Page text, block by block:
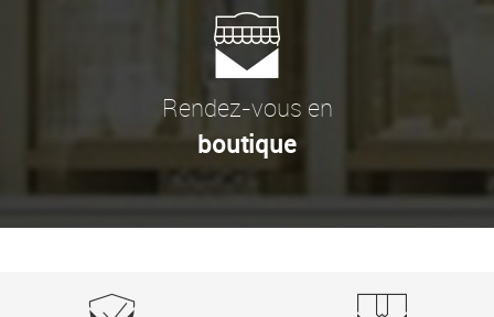
Rendez-vous en
boutique